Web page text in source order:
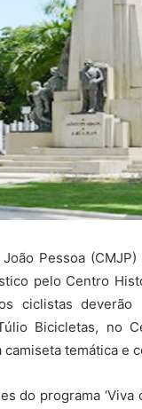
Pessoa
pelo Centro
ciclistas
Bicicletas, no
temática e
do programa